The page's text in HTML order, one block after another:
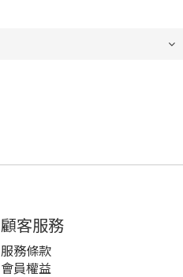
顧客服務
服務條款
會員權益